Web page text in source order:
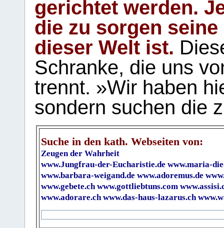
gerichtet werden.
die zu sorgen
dieser Welt ist.
Schranke, die uns
trennt. »Wir haben
sondern suchen die
Suche in den kath. Webseiten von:
Zeugen der Wahrheit
www.Jungfrau-der-Eucharistie.de www.maria-
www.barbara-weigand.de www.adoremus.de
www.gebete.ch www.gottliebtuns.com
www.adorare.ch www.das-haus-lazarus.ch